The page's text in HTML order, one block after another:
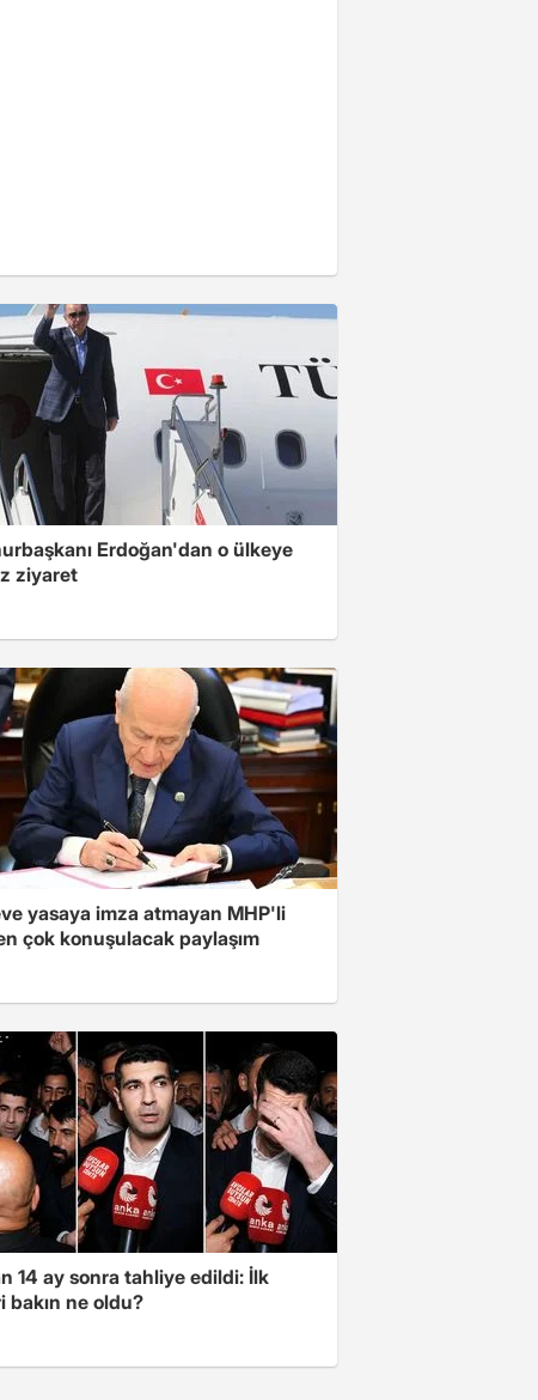
Erdoğan'dan o ülkeye
ziyaret
yasaya imza atmayan MHP'li
çok konuşulacak paylaşım
14 ay sonra tahliye edildi: İlk
bakın ne oldu?